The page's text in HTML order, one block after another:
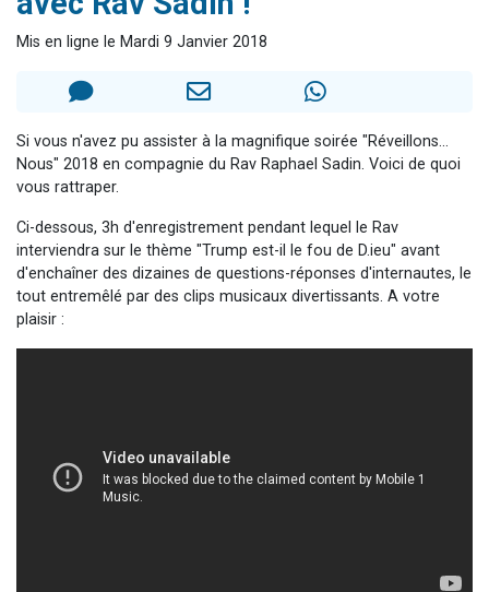
Il reste 49 places pour étudier en groupe sur Zoom
12 nouvelles musiques dans Torah-Box Music
2 personnes viennent de nous rejoindre sur WhatsApp
Mis en ligne le Mardi 9 Janvier 2018
Si vous n'avez pu assister à la magnifique soirée "Réveillons...
Nous" 2018 en compagnie du Rav Raphael Sadin. Voici de quoi
vous rattraper.
Ci-dessous, 3h d'enregistrement pendant lequel le Rav
interviendra sur le thème "Trump est-il le fou de D.ieu" avant
d'enchaîner des dizaines de questions-réponses d'internautes, le
tout entremêlé par des clips musicaux divertissants. A votre
plaisir :